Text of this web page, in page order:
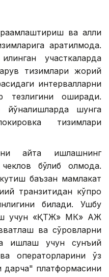
ва ақлли
қаратилмоқда.
участкаларда
тизимлари жорий
интервалларни
тезлигини оширади.
йўналишларда шунга
тизимлари
қайта ишлашнинг
бўлиб қолмоқда.
баъзан мамлакат
транзитидан кўпроқ
билади. Ушбу
учун «ҚТЖ» МК» АЖ
ва сўровларни
ишлаш учун сунъий
операторларини ўз
дарча" платформасини